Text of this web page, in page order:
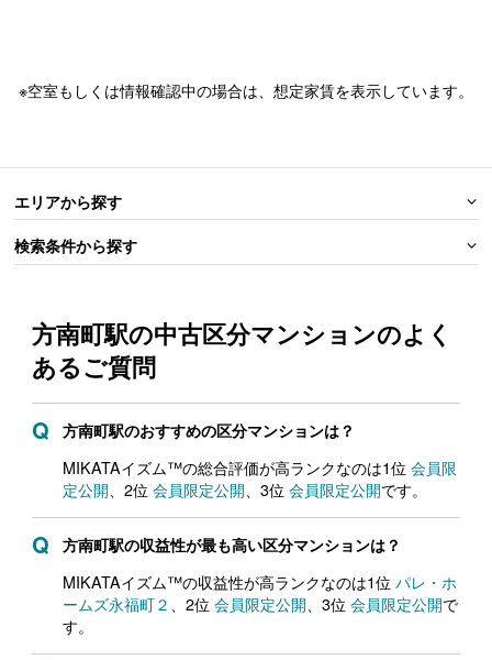
※空室もしくは情報確認中の場合は、想定家賃を表示しています。
エリアから探す
検索条件から探す
方南町駅の中古区分マンションのよく
あるご質問
方南町駅のおすすめの区分マンションは？
MIKATAイズム™の総合評価が高ランクなのは1位会員限
定公開、2位会員限定公開、3位会員限定公開です。
方南町駅の収益性が最も高い区分マンションは？
MIKATAイズム™の収益性が高ランクなのは1位パレ・ホ
ームズ永福町２ 、2位会員限定公開、3位会員限定公開で
す。